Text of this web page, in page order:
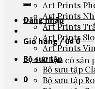
Đăng nhập
Giỏ hàng /0₫ 0
Chưa có sản
0
Art Prints
Art Prints
Art Prints
Art Prints
Art Prints
Bộ sưu tập
Bộ sưu tập
Bộ sưu tập